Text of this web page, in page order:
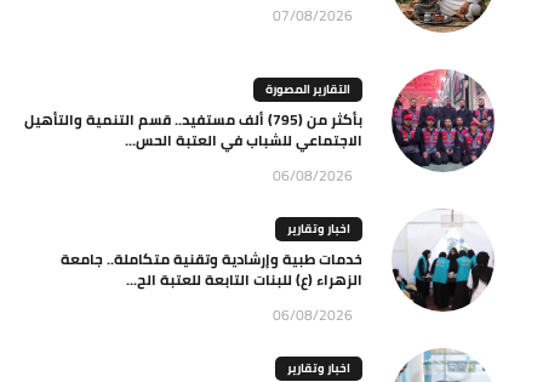
07/08/2026
التقارير المصورة
بأكثر من (795) ألف مستفيد.. قسم التنمية والتأهيل
الاجتماعي للشباب في العتبة الحس...
06/08/2026
اخبار وتقارير
خدمات طبية وإرشادية وتقنية متكاملة.. جامعة
الزهراء (ع) للبنات التابعة للعتبة الح...
06/08/2026
اخبار وتقارير